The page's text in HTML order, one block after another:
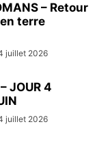
– Retour
terre
juillet 2026
JOUR 4
juillet 2026